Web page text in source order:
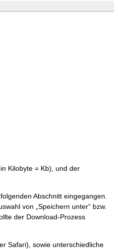
Kilobyte = Kb), und der
Abschnitt eingegangen.
von „Speichern unter“ bzw.
der Download-Prozess
Safari), sowie unterschiedliche